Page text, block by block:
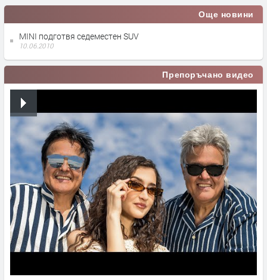
Още новини
MINI подготвя седеместен SUV
10.06.2010
Препоръчано видео